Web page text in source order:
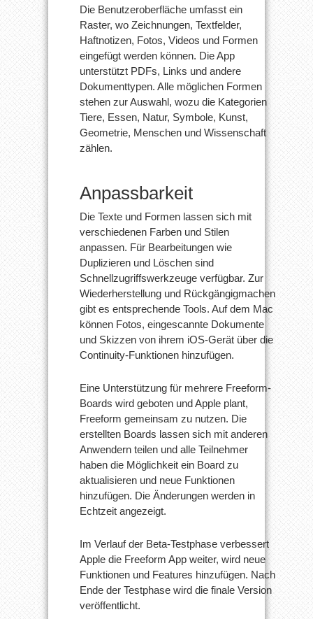
Die Benutzeroberfläche umfasst ein
Raster, wo Zeichnungen, Textfelder,
Haftnotizen, Fotos, Videos und Formen
eingefügt werden können. Die App
unterstützt PDFs, Links und andere
Dokumenttypen. Alle möglichen Formen
stehen zur Auswahl, wozu die Kategorien
Tiere, Essen, Natur, Symbole, Kunst,
Geometrie, Menschen und Wissenschaft
zählen.
Anpassbarkeit
Die Texte und Formen lassen sich mit
verschiedenen Farben und Stilen
anpassen. Für Bearbeitungen wie
Duplizieren und Löschen sind
Schnellzugriffswerkzeuge verfügbar. Zur
Wiederherstellung und Rückgängigmachen
gibt es entsprechende Tools. Auf dem Mac
können Fotos, eingescannte Dokumente
und Skizzen von ihrem iOS-Gerät über die
Continuity-Funktionen hinzufügen.
Eine Unterstützung für mehrere Freeform-
Boards wird geboten und Apple plant,
Freeform gemeinsam zu nutzen. Die
erstellten Boards lassen sich mit anderen
Anwendern teilen und alle Teilnehmer
haben die Möglichkeit ein Board zu
aktualisieren und neue Funktionen
hinzufügen. Die Änderungen werden in
Echtzeit angezeigt.
Im Verlauf der Beta-Testphase verbessert
Apple die Freeform App weiter, wird neue
Funktionen und Features hinzufügen. Nach
Ende der Testphase wird die finale Version
veröffentlicht.